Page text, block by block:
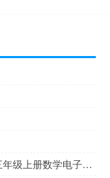
苏教四年级上册数学电子版课本（苏教版三年级上册数学电子课本）